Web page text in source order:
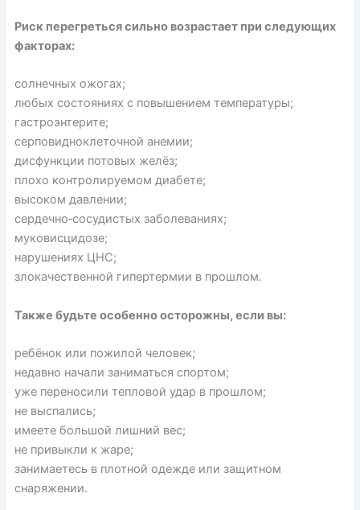
Риск перегреться сильно возрастает при следующих
факторах:
солнечных ожогах;
любых состояниях с повышением температуры;
гастроэнтерите;
серповидноклеточной анемии;
дисфункции потовых желёз;
плохо контролируемом диабете;
высоком давлении;
сердечно‑сосудистых заболеваниях;
муковисцидозе;
нарушениях ЦНС;
злокачественной гипертермии в прошлом.
Также будьте особенноосторожны, если вы:
ребёнок или пожилой человек;
недавно начали заниматься спортом;
уже переносили тепловой удар в прошлом;
не выспались;
имеете большой лишний вес;
не привыкли к жаре;
занимаетесь в плотной одежде или защитном
снаряжении.